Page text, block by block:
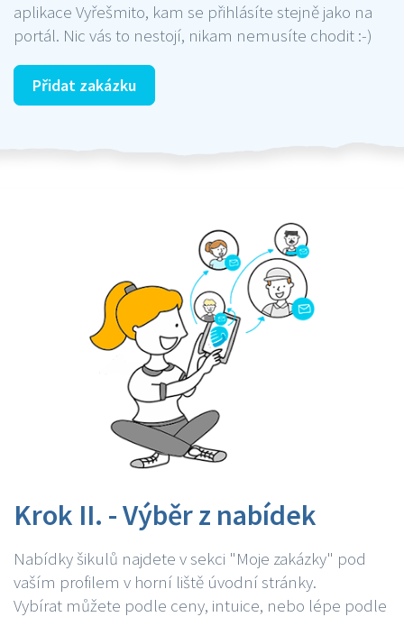
aplikace Vyřešmito, kam se přihlásíte stejně jako na
portál. Nic vás to nestojí, nikam nemusíte chodit :-)
Přidat zakázku
Krok II. - Výběr z nabídek
Nabídky šikulů najdete v sekci "Moje zakázky" pod
vaším profilem v horní liště úvodní stránky.
Vybírat můžete podle ceny, intuice, nebo lépe podle